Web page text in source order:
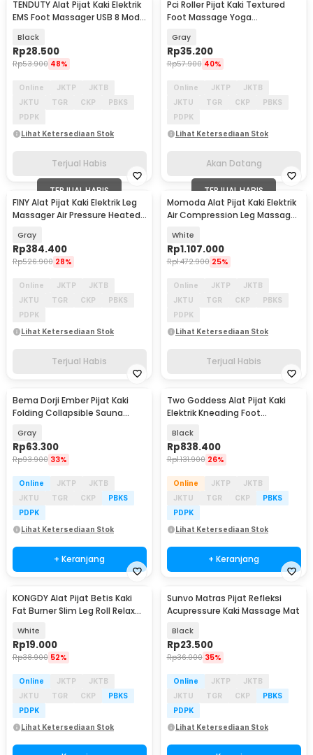
TENDUTY Alat Pijat Kaki Elektrik
EMS Foot Massager USB 8 Mode
Black
Rp28.500
Rp53.900 48%
Online JKTP
JKTB
JKTU
TGR CKP
PBKS
PDPK
Lihat Ketersediaan Stok
Terjual Habis
Akan Datang
Pci Roller Pijat Kaki Textured
Foot Massage Yoga
Gray
Rp35.200
Rp57.900 40%
Online JKTP
JKTB
JKTU
TGR CKP
PBKS
PDPK
Lihat Ketersediaan Stok
Akan Datang
TERJUAL HABIS
FINY Alat Pijat Kaki Elektrik Leg
Massager Air Pressure Heated
Gray
Rp384.400
Rp526.900 28%
Online JKTP
JKTB
JKTU
TGR CKP
PBKS
PDPK
Lihat Ketersediaan Stok
Terjual Habis
TERJUAL HABIS
Momoda Alat Pijat Kaki Elektrik
Air Compression Leg Massage
White
Rp1.107.000
Rp1.472.900 25%
Online JKTP
JKTB
JKTU
TGR CKP
PBKS
PDPK
Lihat Ketersediaan Stok
Terjual Habis
Bema Dorji Ember Pijat Kaki
Folding Collapsible Sauna
Gray
Rp63.300
Rp93.900 33%
Online JKTP
JKTB
JKTU
TGR CKP
PBKS
PDPK
Lihat Ketersediaan Stok
+ Keranjang
Two Goddess Alat Pijat Kaki
Elektrik Kneading Foot
Black
Rp838.400
Rp1.131.900 26%
Online JKTP
JKTB
JKTU
TGR CKP
PBKS
PDPK
Lihat Ketersediaan Stok
+ Keranjang
KONGDY Alat Pijat Betis Kaki
Fat Burner Slim Leg Roll Relax
White
Rp19.000
Rp38.900 52%
Online JKTP
JKTB
JKTU
TGR CKP
PBKS
PDPK
Lihat Ketersediaan Stok
Sunvo Matras Pijat Refleksi
Acupressure Kaki Massage Mat
Black
Rp23.500
Rp36.000 35%
Online JKTP
JKTB
JKTU
TGR CKP
PBKS
PDPK
Lihat Ketersediaan Stok